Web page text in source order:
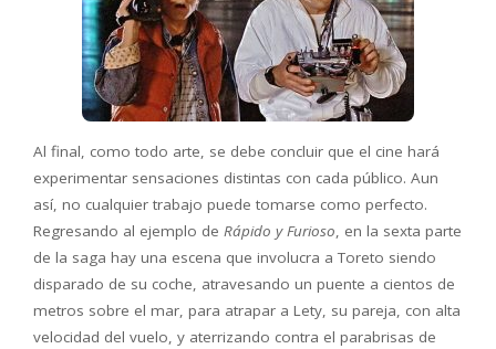
Al final, como todo arte, se debe concluir que el cine hará
experimentar sensaciones distintas con cada público. Aun
así, no cualquier trabajo puede tomarse como perfecto.
Regresando al ejemplo de Rápido y Furioso, en la sexta parte
de la saga hay una escena que involucra a Toreto siendo
disparado de su coche, atravesando un puente a cientos de
metros sobre el mar, para atrapar a Lety, su pareja, con alta
velocidad del vuelo, y aterrizando contra el parabrisas de